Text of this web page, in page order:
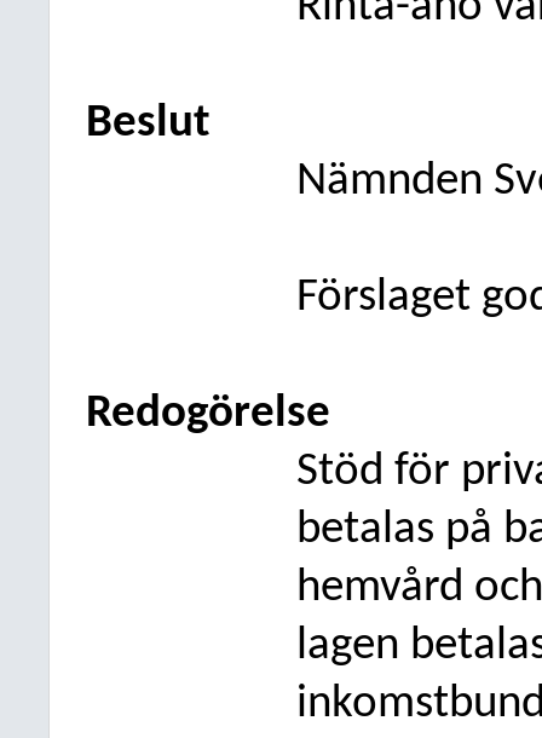
Beslut
Nämnden
Förslaget
Redogörelse
Stöd för
betalas på
hemvård
lagen